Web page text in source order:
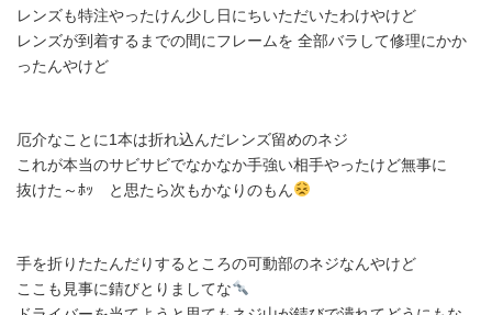
レンズも特注やったけん少し日にちいただいたわけやけど
レンズが到着するまでの間にフレームを 全部バラして修理にかか
ったんやけど
厄介なことに1本は折れ込んだレンズ留めのネジ
これが本当のサビサビでなかなか手強い相手やったけど無事に
抜けた～ﾎｯ と思たら次もかなりのもん
手を折りたたんだりするところの可動部のネジなんやけど
ここも見事に錆びとりましてな